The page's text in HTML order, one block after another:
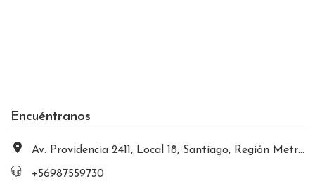
Encuéntranos
Av. Providencia 2411, Local 18, Santiago, Región Metropolitana, Chile
+56987559730